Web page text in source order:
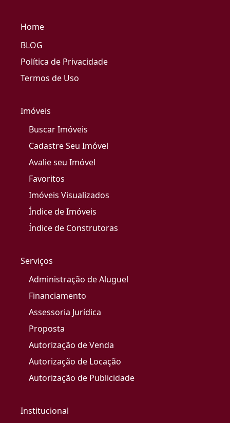
Home
BLOG
Política de Privacidade
Termos de Uso
Imóveis
Buscar Imóveis
Cadastre Seu Imóvel
Avalie seu Imóvel
Favoritos
Imóveis Visualizados
Índice de Imóveis
Índice de Construtoras
Serviços
Administração de Aluguel
Financiamento
Assessoria Jurídica
Proposta
Autorização de Venda
Autorização de Locação
Autorização de Publicidade
Institucional